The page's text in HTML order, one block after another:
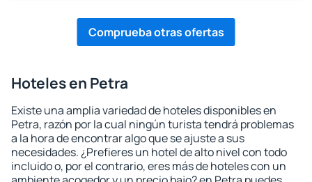
Comprueba otras ofertas
Hoteles en Petra
Existe una amplia variedad de hoteles disponibles en
Petra, razón por la cual ningún turista tendrá problemas
a la hora de encontrar algo que se ajuste a sus
necesidades. ¿Prefieres un hotel de alto nivel con todo
incluido o, por el contrario, eres más de hoteles con un